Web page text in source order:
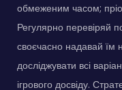
обмеженим часом;
Регулярно перевіряй
своєчасно надавай їм
досліджувати всі
ігрового досвіду.